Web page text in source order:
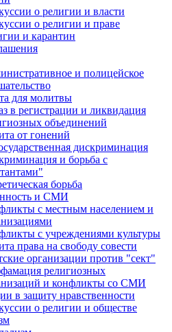
о религии и власти
о религии и праве
и карантин
и полицейское
для молитвы
в регистрации и ликвидация
объединений
от гонений
дискриминация
и борьба с
борьба
и СМИ
с местным населением и
с учреждениями культуры
права на свободу совести
организации против "сект"
религиозных
и конфликты со СМИ
в защиту нравственности
о религии и обществе